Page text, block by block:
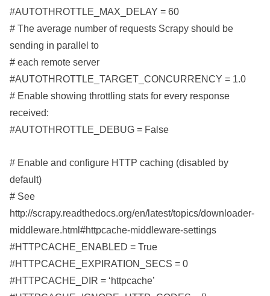
#AUTOTHROTTLE_MAX_DELAY = 60
# The average number of requests Scrapy should be
sending in parallel to
# each remote server
#AUTOTHROTTLE_TARGET_CONCURRENCY = 1.0
# Enable showing throttling stats for every response
received:
#AUTOTHROTTLE_DEBUG = False
# Enable and configure HTTP caching (disabled by
default)
# See
http://scrapy.readthedocs.org/en/latest/topics/downloader-
middleware.html#httpcache-middleware-settings
#HTTPCACHE_ENABLED = True
#HTTPCACHE_EXPIRATION_SECS = 0
#HTTPCACHE_DIR = ‘httpcache’